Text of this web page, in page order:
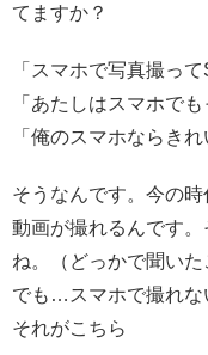
てますか？
「スマホで写真撮っ
「あたしはスマホで
「俺のスマホならき
そうなんです。今の
動画が撮れるんです
ね。（どっかで聞いた
でも…スマホで撮れな
それがこちら